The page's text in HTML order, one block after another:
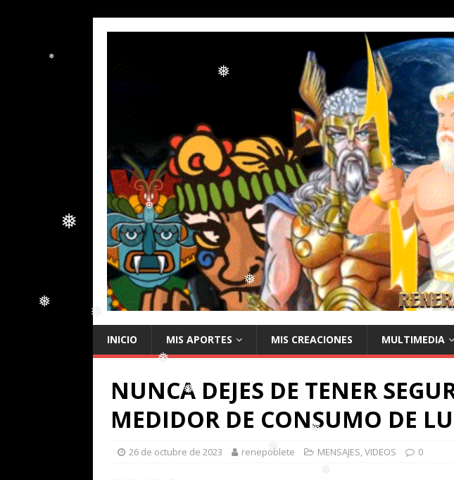
❅
❅
❅
❅
❅
INICIO MIS APORTES MIS CREACIONES MULTIMEDIA
NUNCA DEJES DE TENER
MEDIDOR DE CONSUMO DE
26 de octubre de 2023 renepoblete MENSAJES,VIDEOS 0